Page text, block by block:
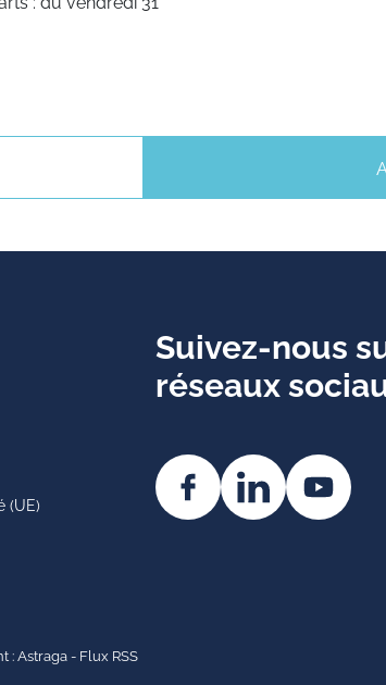
(UE)
Suivez-nous
réseaux
:Astraga- Flux RSS